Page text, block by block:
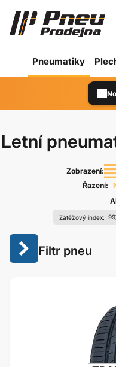
Pneumatiky
Letní
Zobrazení:
Řazení:
Zátěžový index: 99
Filtr pneu